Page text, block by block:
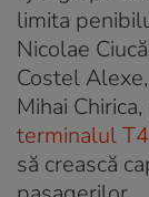
limita
Nicolae
Costel
Mihai
terminalul T4
să crească